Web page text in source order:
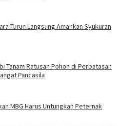
Turun Langsung Amankan Syukuran
Tanam Ratusan Pohon di Perbatasan
Pancasila
MBG Harus Untungkan Peternak